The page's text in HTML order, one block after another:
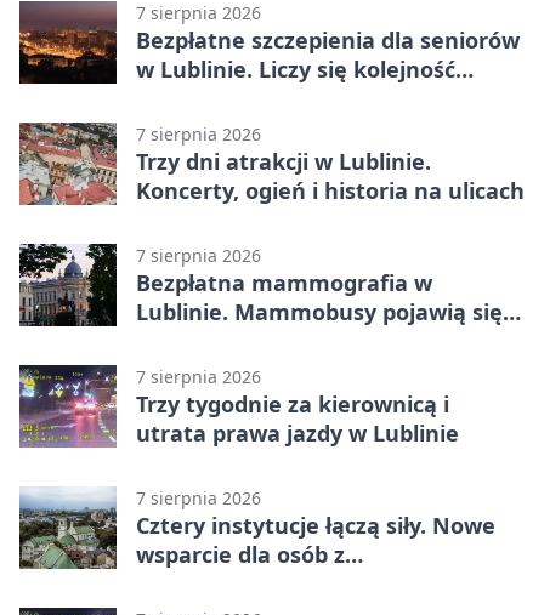
7 sierpnia 2026
Bezpłatne szczepienia dla seniorów
w Lublinie. Liczy się kolejność
7 sierpnia 2026
Trzy dni atrakcji w Lublinie.
Koncerty, ogień i historia na ulicach
7 sierpnia 2026
Bezpłatna mammografia w
Lublinie. Mammobusy pojawią się
7 sierpnia 2026
Trzy tygodnie za kierownicą i
utrata prawa jazdy w Lublinie
7 sierpnia 2026
Cztery instytucje łączą siły. Nowe
wsparcie dla osób z